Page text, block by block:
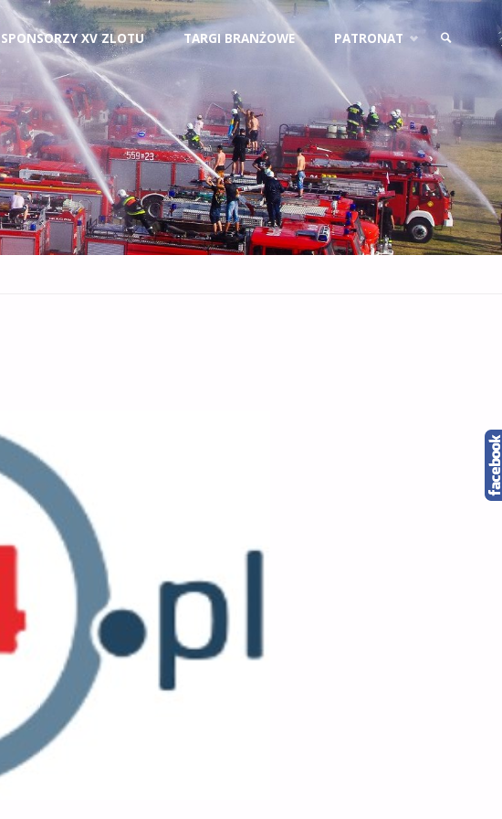
SPONSORZY XV ZLOTU TARGI BRANŻOWE PATRONAT
SZUKAJ